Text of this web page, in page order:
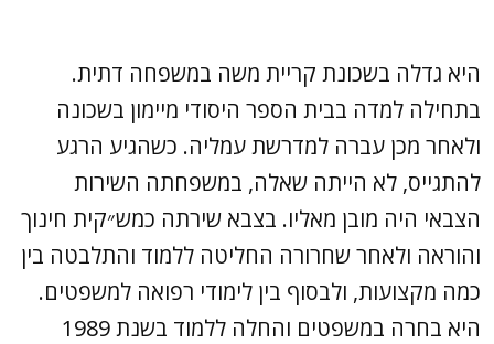
היא גדלה בשכונת קריית משה במשפחה דתית.
בתחילה למדה בבית הספר היסודי מיימון בשכונה
ולאחר מכן עברה למדרשת עמליה. כשהגיע הרגע
להתגייס, לא הייתה שאלה, במשפחתה השירות
הצבאי היה מובן מאליו. בצבא שירתה כמש״קית חינוך
והוראה ולאחר שחרורה החליטה ללמוד והתלבטה בין
כמה מקצועות, ולבסוף בין לימודי רפואה למשפטים.
היא בחרה במשפטים והחלה ללמוד בשנת 1989